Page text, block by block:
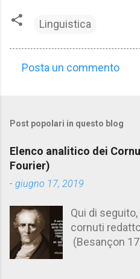
Linguistica
m
e
n
t
Posta un commento
Post popolari in questo blog
Elenco analitico dei
Fourier)
- giugno 17, 2019
Qui di
cornuti
(Besançon
Aforismario